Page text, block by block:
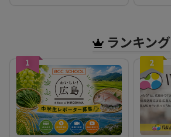
ランキング
1 2